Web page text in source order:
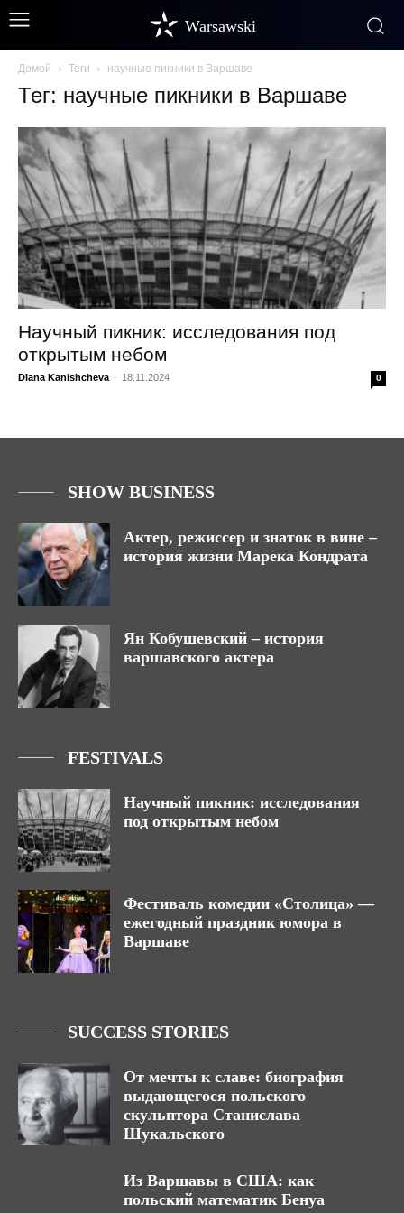
Warsawski
Домой Теги научные пикники в Варшаве
Тег: научные пикники в Варшаве
Научный пикник: исследования под
открытым небом
Diana Kanishcheva - 18.11.2024 0
SHOW BUSINESS
Актер, режиссер и знаток в вине –
история жизни Марека Кондрата
Ян Кобушевский – история
варшавского актера
FESTIVALS
Научный пикник: исследования
под открытым небом
Фестиваль комедии «Столица» —
ежегодный праздник юмора в
Варшаве
SUCCESS STORIES
От мечты к славе: биография
выдающегося польского
скульптора Станислава
Шукальского
Из Варшавы в США: как
польский математик Бенуа